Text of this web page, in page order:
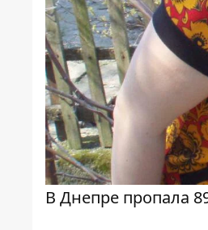
В Днепре пропала